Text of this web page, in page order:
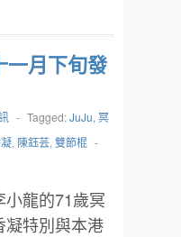
一月下旬發
- Tagged:JuJu, 冥
, 陳鈺芸, 雙節棍 -
龍的71歲冥
凝特別與本港